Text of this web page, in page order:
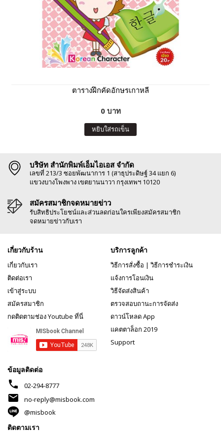
ตารางฝึกคัดอักษรเกาหลี
0 บาท
หยิบใส่รถเข็น
บริษัท สำนักพิมพ์เอ็มไอเอส จำกัด
เลขที่ 213/3 ซอยพัฒนาการ 1 (สาธุประดิษฐ์ 34 แยก 6)
แขวงบางโพงพาง เขตยานนาวา กรุงเทพฯ 10120
สมัครสมาชิกจดหมายข่าว
รับสิทธิประโยชน์และส่วนลดก่อนใครเพียงสมัครสมาชิก
จดหมายข่าวกับเรา
เกี่ยวกับร้าน
เกี่ยวกับเรา
ติดต่อเรา
เข้าสู่ระบบ
สมัครสมาชิก
กดติดตามช่อง Youtube ที่นี่
บริการลูกค้า
วิธีการสั่งซื้อ | วิธีการชำระเงิน
แจ้งการโอนเงิน
วิธีจัดส่งสินค้า
ตรวจสอบถานะการจัดส่ง
ดาวน์โหลด App
แคตตาล็อก 2019
Support
ข้อมูลติดต่อ
phone 02-294-8777
mail
no-reply@misbook.com
@misbook
ติดตามเรา